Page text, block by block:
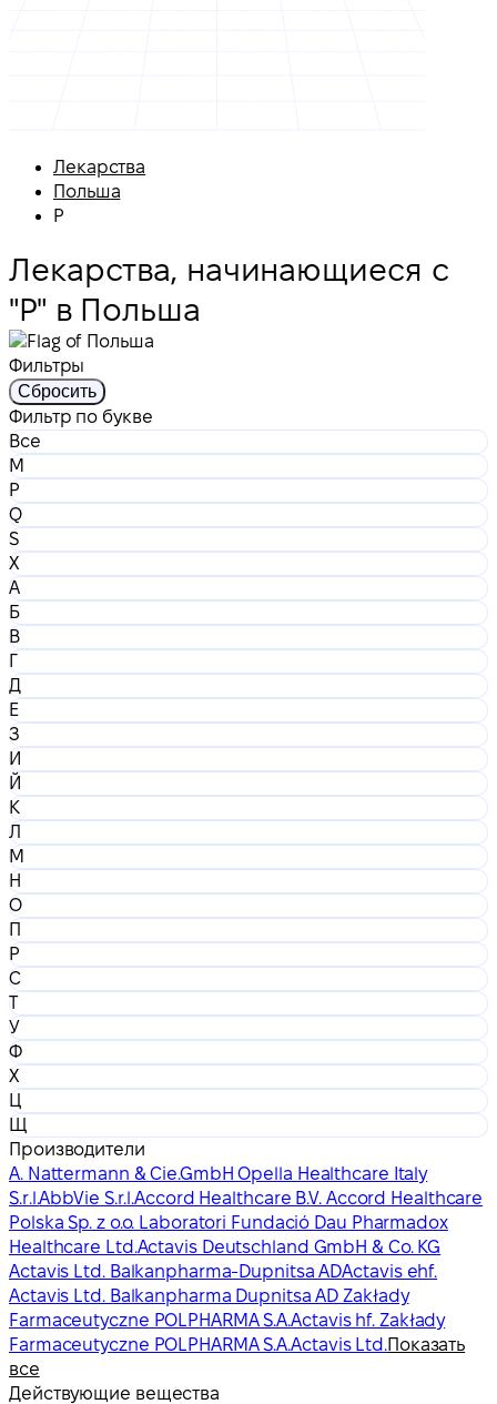
Лекарства
Польша
P
Лекарства, начинающиеся с
"P" в Польша
Фильтры
Сбросить
Фильтр по букве
Все
M
P
Q
S
X
А
Б
В
Г
Д
Е
З
И
Й
К
Л
М
Н
О
П
Р
С
Т
У
Ф
Х
Ц
Щ
Производители
A. Nattermann & Cie.GmbH Opella Healthcare Italy
S.r.l.AbbVie S.r.l.Accord Healthcare B.V. Accord Healthcare
Polska Sp. z o.o. Laboratori Fundació Dau Pharmadox
Healthcare Ltd.Actavis Deutschland GmbH & Co. KG
Actavis Ltd. Balkanpharma-Dupnitsa ADActavis ehf.
Actavis Ltd. Balkanpharma Dupnitsa AD Zakłady
Farmaceutyczne POLPHARMA S.A.Actavis hf. Zakłady
Farmaceutyczne POLPHARMA S.A.Actavis Ltd.Показать
все
Действующие вещества